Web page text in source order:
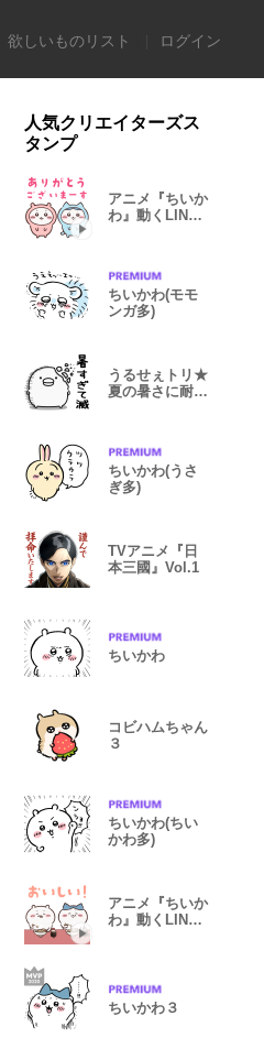
欲しいものリスト ログイン
人気クリエイターズス
タンプ
アニメ『ちいか
わ』動くLINE
ちいかわ(モモ
ンガ多)
うるせぇトリ★
夏の暑さに耐え
ちいかわ(うさ
ぎ多)
TVアニメ『日
本三國』Vol.1
ちいかわ
コビハムちゃん
３
ちいかわ(ちい
かわ多)
アニメ『ちいか
わ』動くLINE
ちいかわ３